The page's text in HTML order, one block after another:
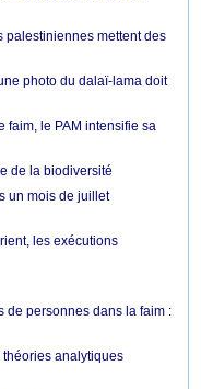
palestiniennes mettent des
photo du dalaï-lama doit
faim, le PAM intensifie sa
de la biodiversité
un mois de juillet
les exécutions
de personnes dans la faim :
théories analytiques